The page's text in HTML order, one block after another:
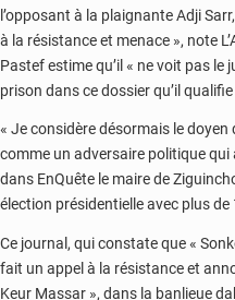
l’opposant à la plaignante Adji
à la résistance et menace », note
Pastef estime qu’il « ne voit pas le
prison dans ce dossier qu’il
« Je considère désormais le
comme un adversaire politique qui
dans EnQuête le maire de
élection présidentielle avec plus de
Ce journal, qui constate que «
fait un appel à la résistance et
Keur Massar », dans la banlieue